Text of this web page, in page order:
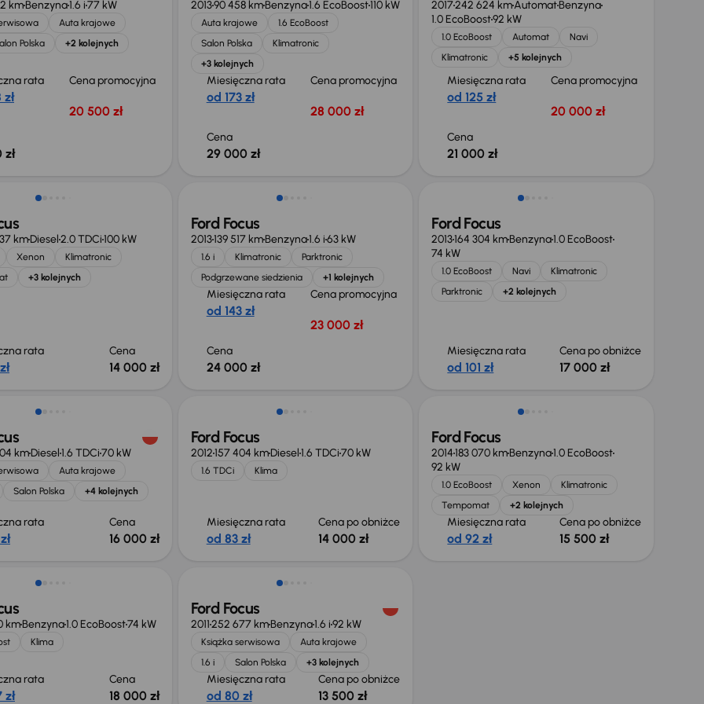
kmBenzyna1.6 i77 kW
Auta krajowe
Polska
+2 kolejnych
rata Cena promocyjna
20 500 zł
zł
201390 458 kmBenzyna1.6 EcoBoost110 kW
Auta krajowe
1.6 EcoBoost
Salon Polska
Klimatronic
+3 kolejnych
Miesięczna rata
od 173 zł
Cena promocyjna
28 000 zł
Cena
29 000 zł
2017242 624 kmAutomatBenzyna
1.0 EcoBoost92 kW
1.0 EcoBoost Automat
Navi
Klimatronic
+5 kolejnych
Miesięczna rata
od 125 zł
Cena promocyjna
20 000 zł
Cena
21 000 zł
kmDiesel2.0 TDCi100 kW
Xenon
Klimatronic
+3 kolejnych
rata Cena
14 000 zł
Ford Focus
2013139 517 kmBenzyna1.6 i63 kW
1.6 i Klimatronic
Parktronic
Podgrzewane siedzienia
+1 kolejnych
Miesięczna rata
od 143 zł
Cena promocyjna
23 000 zł
Cena
24 000 zł
Ford Focus
2013164 304 kmBenzyna1.0 EcoBoost
74 kW
1.0 EcoBoost Navi
Klimatronic
Parktronic
+2 kolejnych
Miesięczna rata
od 101 zł
Cena po obniżce
17 000 zł
kmDiesel1.6 TDCi70 kW
Auta krajowe
Salon Polska
+4 kolejnych
rata Cena
16 000 zł
Ford Focus
2012157 404 kmDiesel1.6 TDCi70 kW
1.6 TDCi Klima
Miesięczna rata
od 83 zł
Cena po obniżce
14 000 zł
Ford Focus
2014183 070 kmBenzyna1.0 EcoBoost
92 kW
1.0 EcoBoost Xenon
Klimatronic
Tempomat
+2 kolejnych
Miesięczna rata
od 92 zł
Cena po obniżce
15 500 zł
kmBenzyna1.0 EcoBoost74 kW
Klima
rata
zł
Cena
18 000 zł
Taniej o 1 000 zł
Ford Focus
2011252 677 kmBenzyna1.6 i92 kW
Książka serwisowa
Auta krajowe
1.6 i
Salon Polska +3 kolejnych
Miesięczna rata
od 80 zł
Cena po obniżce
13 500 zł